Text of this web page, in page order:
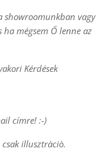
vagy
mégsem Ő lenne az
Kérdések
címre! :-)
illusztràciò.